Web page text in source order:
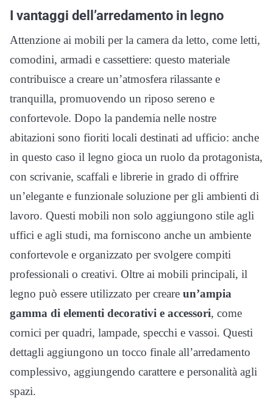
I vantaggi dell’arredamento in legno
Attenzione ai mobili per la camera da letto, come letti,
comodini, armadi e cassettiere: questo materiale
contribuisce a creare un’atmosfera rilassante e
tranquilla, promuovendo un riposo sereno e
confortevole. Dopo la pandemia nelle nostre
abitazioni sono fioriti locali destinati ad ufficio: anche
in questo caso il legno gioca un ruolo da protagonista,
con scrivanie, scaffali e librerie in grado di offrire
un’elegante e funzionale soluzione per gli ambienti di
lavoro. Questi mobili non solo aggiungono stile agli
uffici e agli studi, ma forniscono anche un ambiente
confortevole e organizzato per svolgere compiti
professionali o creativi. Oltre ai mobili principali, il
legno può essere utilizzato per creare un’ampia
gamma di elementi decorativi e accessori, come
cornici per quadri, lampade, specchi e vassoi. Questi
dettagli aggiungono un tocco finale all’arredamento
complessivo, aggiungendo carattere e personalità agli
spazi.